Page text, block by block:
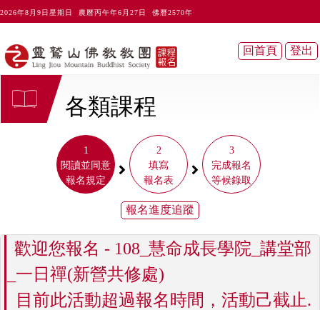
2026年8月9日星期日 農曆丙午年6月27日 佛曆2570年
各類課程
1
閱讀並同意
報名規定
2
填寫
報名表
3
完成報名
等候錄取
歡迎您報名 - 108_慧命成長學院_講堂部
_一日禪(新營共修處)
目前此活動超過報名時間，活動己截止.